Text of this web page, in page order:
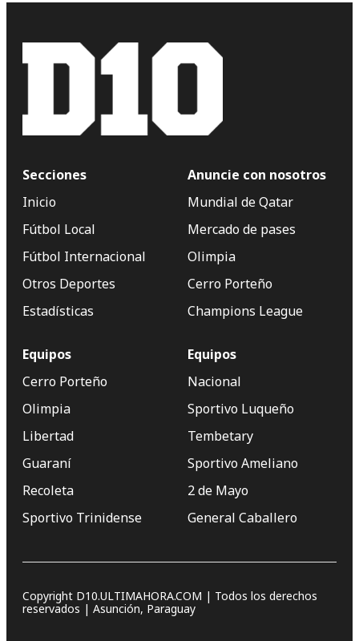
Secciones
Inicio
Fútbol Local
Fútbol Internacional
Otros Deportes
Estadísticas
Anuncie con nosotros
Mundial de Qatar
Mercado de pases
Olimpia
Cerro Porteño
Champions League
Equipos
Cerro Porteño
Olimpia
Libertad
Guaraní
Recoleta
Sportivo Trinidense
Equipos
Nacional
Sportivo Luqueño
Tembetary
Sportivo Ameliano
2 de Mayo
General Caballero
Copyright D10.ULTIMAHORA.COM | Todos los derechos
reservados | Asunción, Paraguay